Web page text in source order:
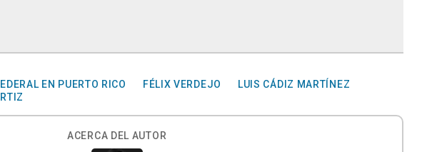
EN PUERTO RICO FÉLIX VERDEJO
LUIS CÁDIZ MARTÍNEZ
ACERCA DEL AUTOR